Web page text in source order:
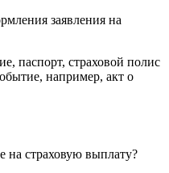
заявления на
паспорт, страховой полис
например, акт о
на страховую выплату?